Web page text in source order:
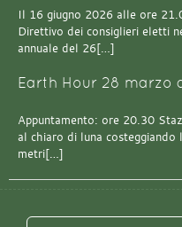
Il 16 giugno 2026 alle ore
Direttivo dei consiglieri eletti
annuale del 26[…]
Earth Hour 28 marzo
Appuntamento: ore 20.30
al chiaro di luna costeggiando
metri[…]